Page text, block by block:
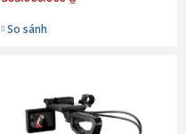
So sánh